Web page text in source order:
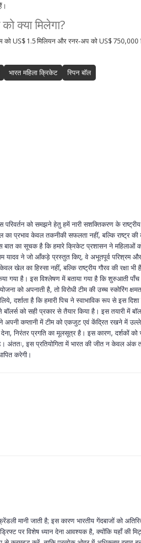
क्या मिलेगा?
को US$ 1.5 मिलियन और रनर‑अप को US$
भारत महिला क्रिकेट स्पिन बॉल
परिवर्तन को समझने हेतु हमें नारी सशक्तिकरण के
प्रभाव केवल तकनीकी सफलता नहीं, बल्कि राष्ट्र
इस बात का सूचक है कि हमारे क्रिकेट प्रशासन ने महिलाओं
पूनम यादव ने जो आँकड़े प्रस्तुत किए, वे अभूतपूर्व परिश्रम
खेल का हिस्सा नहीं, बल्कि राष्ट्रीय गौरव की रक्षा भी
गया है। इस विश्लेषण में बताया गया है कि शुरुआती
को अपनाती है, तो विरोधी टीम की उच्च स्कोरिंग
दर्शाता है कि हमारी पिच ने स्वाभाविक रूप से इस
को सही प्रकार से तैयार किया है। इस तयारी में
अपनी कप्तानी में टीम को एकजुट एवं केंद्रित रखने में
निरंतर प्रगति का मूलसूत्र है। इस कारण, दर्शकों को
अंततः, इस प्रतियोगिता में भारत की जीत न केवल अंक
करेगी।
मानी जाती है; इस कारण भारतीय गेंदबाजों को
पर विशेष ध्यान देना आवश्यक है, क्योंकि यहाँ की